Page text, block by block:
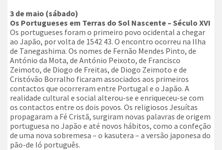
3 de maio (sábado)
Os Portugueses em Terras do Sol Nascente – Século XVI
Os portugueses foram o primeiro povo ocidental a chegar
ao Japão, por volta de 1542 43. O encontro ocorreu na Ilha
de Tanegashima. Os nomes de Fernão Mendes Pinto, de
António da Mota, de António Peixoto, de Francisco
Zeimoto, de Diogo de Freitas, de Diogo Zeimoto e de
Cristóvão Borralho ficaram associados aos primeiros
contactos que ocorreram entre Portugal e o Japão. A
realidade cultural e social alterou-se e enriqueceu-se com
os contactos entre os dois povos. Os religiosos Jesuítas
propagaram a Fé Cristã, surgiram novas palavras de origem
portuguesa no Japão e até novos hábitos, como a confeção
de uma nova sobremesa – o kasutera – a versão japonesa do
pão-de ló português.